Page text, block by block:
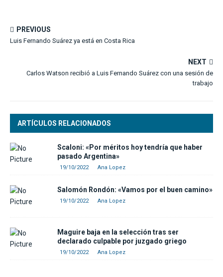
PREVIOUS
Luis Fernando Suárez ya está en Costa Rica
NEXT
Carlos Watson recibió a Luis Fernando Suárez con una sesión de
trabajo
ARTÍCULOS RELACIONADOS
Scaloni: «Por méritos hoy tendría que haber
pasado Argentina»
19/10/2022 Ana Lopez
Salomón Rondón: «Vamos por el buen camino»
19/10/2022 Ana Lopez
Maguire baja en la selección tras ser
declarado culpable por juzgado griego
19/10/2022 Ana Lopez